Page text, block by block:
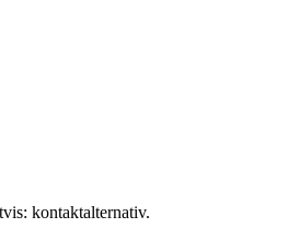
kontaktalternativ.